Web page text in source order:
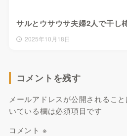
サルとウサウサ夫婦2人で干し
2025年10月18日
コメントを残す
メールアドレスが公開されること
いている欄は必須項目です
コメント ※